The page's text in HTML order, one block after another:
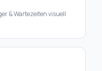
& Wartezeiten visuell